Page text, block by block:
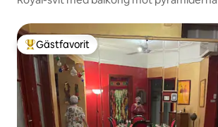
Populär gästfavorit
Gästfavorit